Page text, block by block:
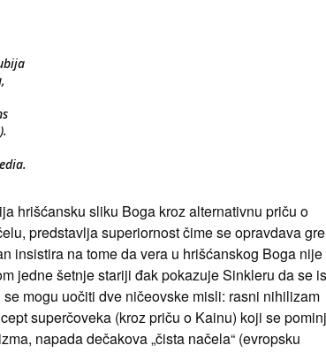
hrišćansku sliku Boga kroz alternativnu priču o
predstavlja superiornost čime se opravdava
insistira na tome da vera u hrišćanskog Boga nije
jedne šetnje stariji đak pokazuje Sinkleru da se
mogu uočiti dve ničeovske misli: rasni nihilizam
superčoveka (kroz priču o Kainu) koji se
napada dečakova „čista načela“ (evropsku